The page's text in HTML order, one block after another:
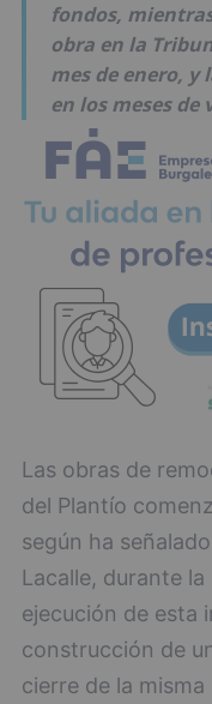
fondos,
obra en la
mes de enero, y
en los meses de
Las obras de
del Plantío
según ha
Lacalle, durante
ejecución de esta
construcción de
cierre de la